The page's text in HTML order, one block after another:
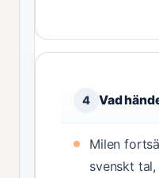
4 Vad
Milen
svenskt